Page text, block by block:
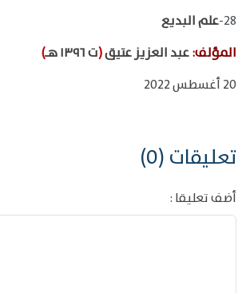
28- علم البديع
المؤلف:عبد العزيز عتيق(ت ١٣٩٦ هـ
)
20 أغسطس 2022
تعليقات (0)
أضف تعليقا :